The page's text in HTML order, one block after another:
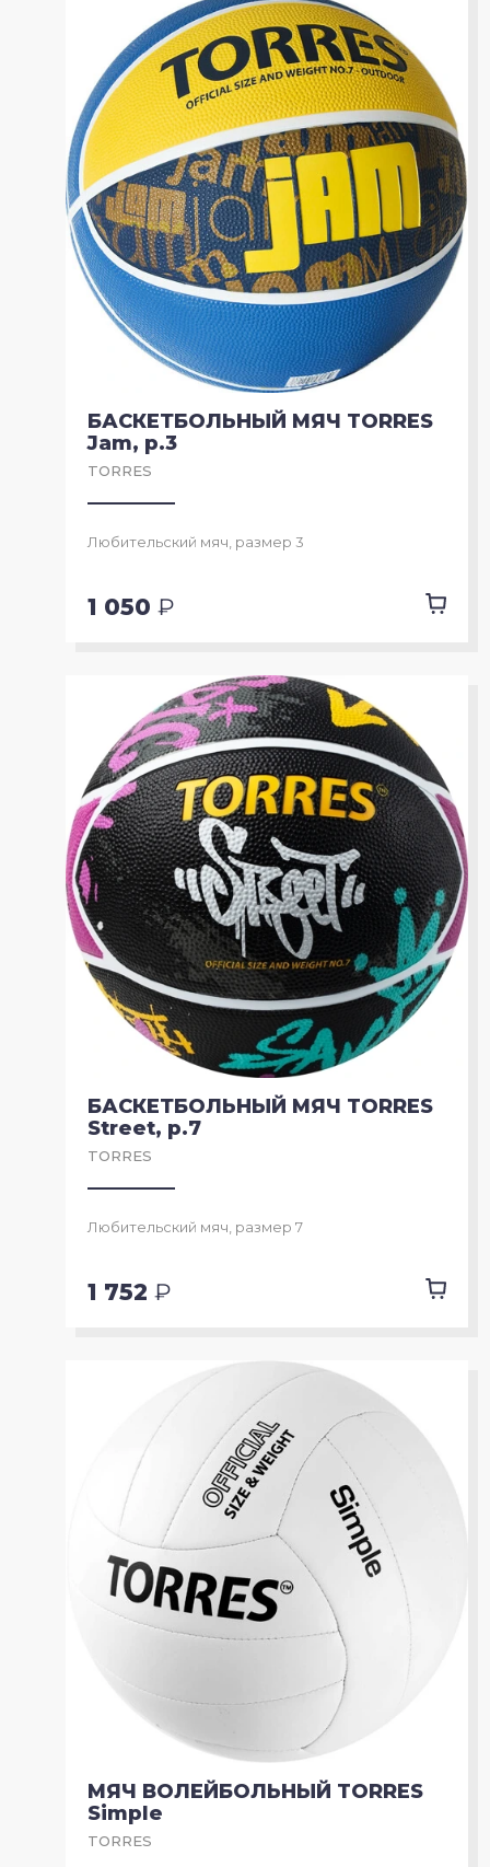
БАСКЕТБОЛЬНЫЙ МЯЧ TORRES
Jam, р.3
TORRES
Любительский мяч, размер 3
1 050 ₽
БАСКЕТБОЛЬНЫЙ МЯЧ TORRES
Street, р.7
TORRES
Любительский мяч, размер 7
1 752 ₽
МЯЧ ВОЛЕЙБОЛЬНЫЙ TORRES
Simple
TORRES